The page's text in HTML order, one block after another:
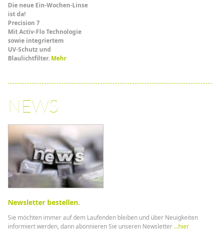
Die neue Ein-Wochen-Linse
ist da!
Precision 7
Mit Activ-Flo Technologie
sowie integriertem
UV-Schutz und
Blaulichtfilter. Mehr
NEWS
Newsletter bestellen.
Sie möchten immer auf dem Laufenden bleiben und über Neuigkeiten
informiert werden, dann abonnieren Sie unseren Newsletter ...hier